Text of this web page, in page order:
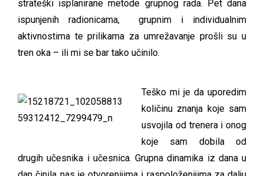
strateški isplanirane metode grupnog rada. Pet dana
ispunjenih radionicama, grupnim i individualnim
aktivnostima te prilikama za umrežavanje prošli su u
tren oka – ili mi se bar tako učinilo.
Teško mi je da uporedim
količinu znanja koje sam
usvojila od trenera i onog
koje sam dobila od
drugih učesnika i učesnica. Grupna dinamika iz dana u